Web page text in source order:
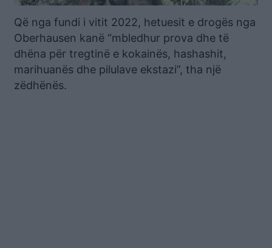
Që nga fundi i vitit 2022, hetuesit e drogës nga
Oberhausen kanë “mbledhur prova dhe të
dhëna për tregtinë e kokainës, hashashit,
marihuanës dhe pilulave ekstazi”, tha një
zëdhënës.